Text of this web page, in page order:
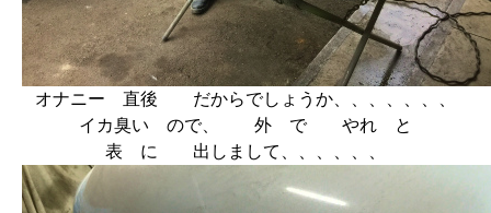
オナニー 直後 だからでしょうか、、、、、、、
イカ臭い ので、 外 で やれ と
表 に 出しまして、、、、、、